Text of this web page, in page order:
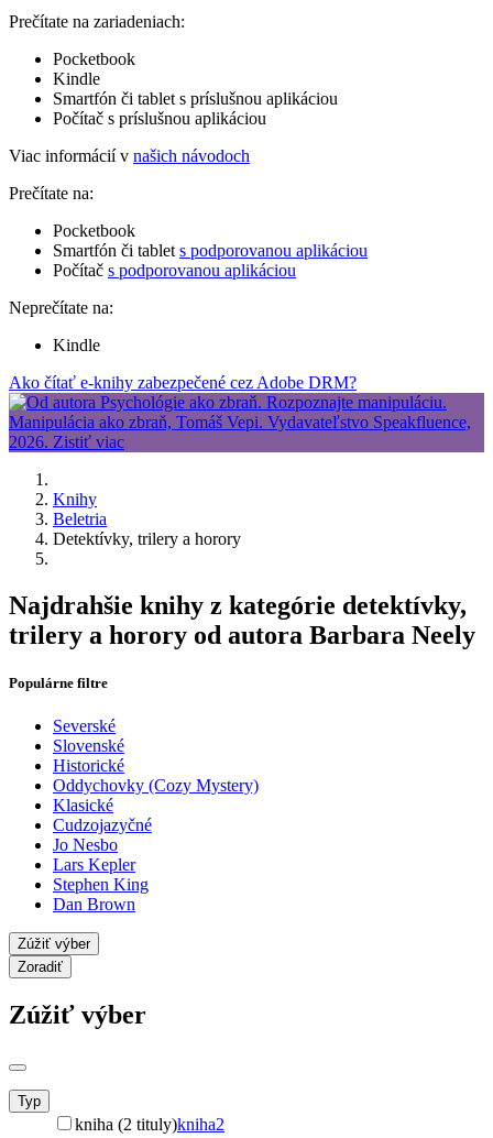
Prečítate na zariadeniach:
Pocketbook
Kindle
Smartfón či tablet s príslušnou aplikáciou
Počítač s príslušnou aplikáciou
Viac informácií v našich návodoch
Prečítate na:
Pocketbook
Smartfón či tablet s podporovanou aplikáciou
Počítač s podporovanou aplikáciou
Neprečítate na:
Kindle
Ako čítať e-knihy zabezpečené cez Adobe DRM?
Knihy
Beletria
Detektívky, trilery a horory
Najdrahšie knihy z kategórie detektívky,
trilery a horory od autora Barbara Neely
Populárne filtre
Severské
Slovenské
Historické
Oddychovky (Cozy Mystery)
Klasické
Cudzojazyčné
Jo Nesbo
Lars Kepler
Stephen King
Dan Brown
Zúžiť výber
Zoradiť
Zúžiť výber
Typ
kniha (2 tituly)kniha2